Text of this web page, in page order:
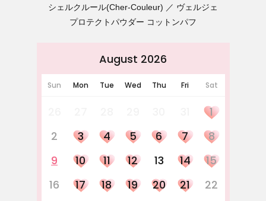
シェルクルール(Cher-Couleur)
ヴェルジェ
プロテクトパウダー コットンパフ
August 2026
Sun Mon Tue Wed Thu Fri Sat
1
2
3 4 5 6 7
8
9
10 11 12 13 14
15
16
17 18 19 20 21
22